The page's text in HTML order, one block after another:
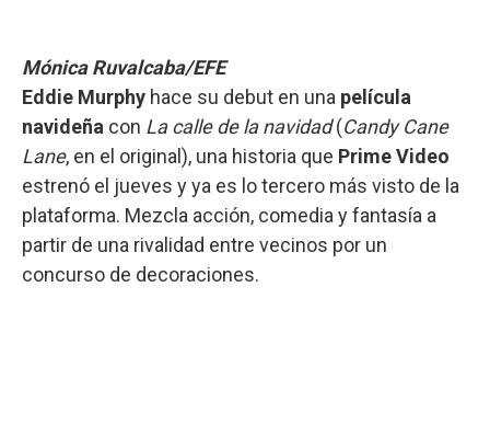
Mónica Ruvalcaba/EFE
Eddie Murphy hace su debut en una película
navideña con La calle de la navidad(Candy Cane
Lane, en el original), una historia que Prime Video
estrenó el jueves y ya es lo tercero más visto de la
plataforma. Mezcla acción, comedia y fantasía a
partir de una rivalidad entre vecinos por un
concurso de decoraciones.